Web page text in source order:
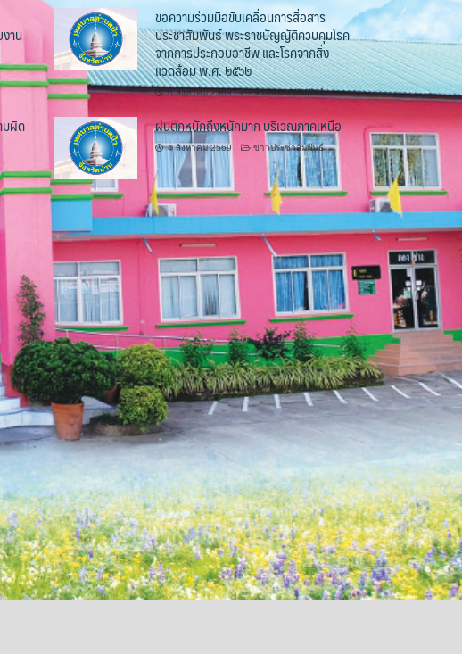
าน
ขอความร่วมมือขับเคลื่อนการสื่อสาร
ประชาสัมพันธ์ พระราชบัญญัติควบคุมโรค
จากการประกอบอาชีพ และโรคจากสิ่ง
แวดล้อม พ.ศ. ๒๕๖๒
6 สิงหาคม 2569 ข่าวประชาสัมพันธ์
มผิด ฝนตกหนักถึงหนักมาก บริเวณภาคเหนือ
4 สิงหาคม 2569 ข่าวประชาสัมพันธ์